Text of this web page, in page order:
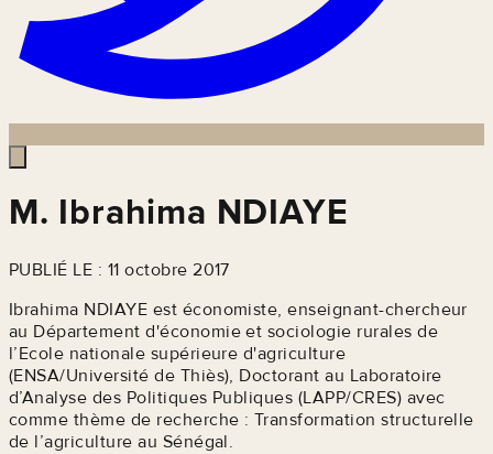
M. Ibrahima NDIAYE
PUBLIÉ LE : 11 octobre 2017
Ibrahima NDIAYE est économiste, enseignant-chercheur
au Département d'économie et sociologie rurales de
l’Ecole nationale supérieure d'agriculture
(ENSA/Université de Thiès), Doctorant au Laboratoire
d’Analyse des Politiques Publiques (LAPP/CRES) avec
comme thème de recherche : Transformation structurelle
de l’agriculture au Sénégal.